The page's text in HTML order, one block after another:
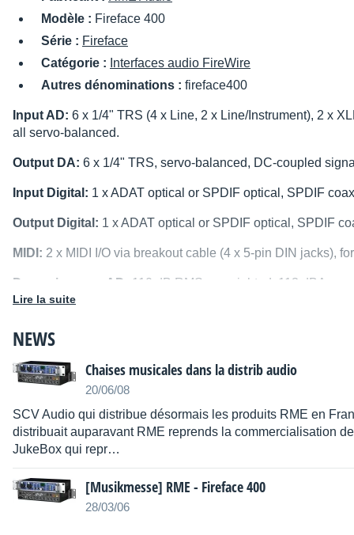
Modèle : Fireface 400
Série : Fireface
Catégorie : Interfaces audio FireWire
Autres dénominations : fireface400
Input AD: 6 x 1/4" TRS (4 x Line, 2 x Line/Instrument), 2 x
all servo-balanced.
Output DA: 6 x 1/4" TRS, servo-balanced, DC-coupled
Input Digital: 1 x ADAT optical or SPDIF optical, SPDIF
Output Digital: 1 x ADAT optical or SPDIF optical, SPDIF
MIDI: 2 x MIDI I/O via breakout cable (4 x 5-pin DIN jacks),
Dynamic range AD: 110 dB RMS unweighted, 113 dBA
THD+N AD:
Crosstalk AD:> 110 dB
THD DA:-100 dB (0.001 %)
Crosstalk DA:> 110 dB
Lire la suite
NEWS
Chaises musicales dans la distrib audio
20/06/08
SCV Audio qui distribue désormais les produits RME en
distribuait auparavant RME reprends la commercialisation
JukeBox qui repr…
[Musikmesse] RME - Fireface 400
28/03/06